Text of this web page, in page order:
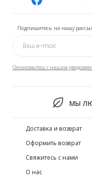
Подпишитесь на нашу
Ознакомьтесь с нашим
МЫ
Доставка и возврат
Оформить возврат
Свяжитесь с нами
О нас